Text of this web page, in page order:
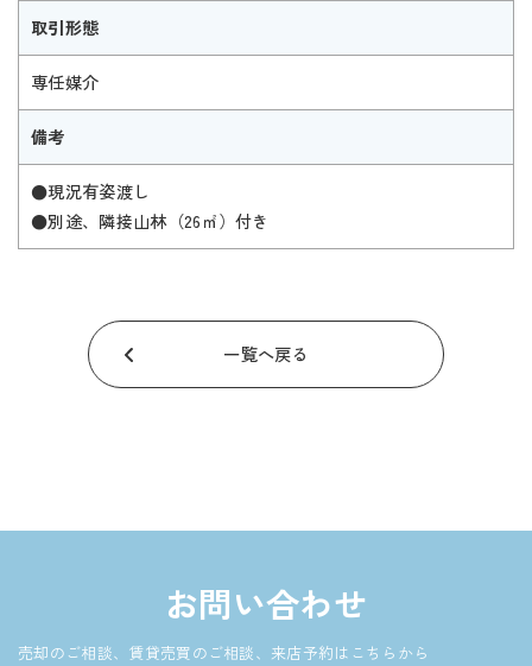
取引形態
専任媒介
備考
●現況有姿渡し
●別途、隣接山林（26㎡）付き
一覧へ戻る
お問い合わせ
売却のご相談、賃貸売買のご相談、来店予約はこちらから